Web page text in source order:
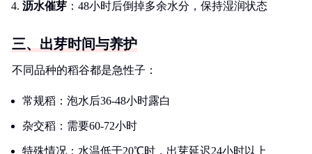
沥水催芽 ：48小时后倒掉多余水分，保持湿润状态
三、出芽时间与养护
不同品种的稻谷都是急性子：
常规稻：泡水后36-48小时露白
杂交稻：需要60-72小时
特殊情况：水温低于20℃时，出芽延迟24小时以上